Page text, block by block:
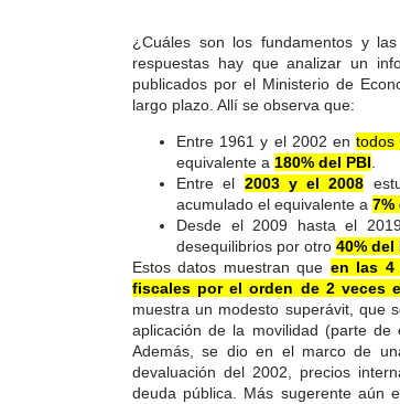
¿Cuáles son los fundamentos y
respuestas hay que analizar un
publicados por el Ministerio de
largo plazo. Allí se observa que:
Entre 1961 y el 2002 entodos
equivalente a 180% del PBI
Entre el 2003 y el 2008
acumulado el equivalente a 7%
Desde el 2009 hasta el
desequilibrios por otro 40% del
Estos datos muestran que en las 4
fiscales por el orden de 2 veces
muestra un modesto superávit, que
aplicación de la movilidad (parte de
Además, se dio en el marco de
devaluación del 2002, precios
deuda pública. Más sugerente aún